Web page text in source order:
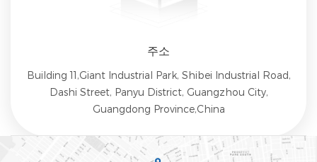
주소
Building 11,Giant Industrial Park, Shibei Industrial Road,
Dashi Street, Panyu District, Guangzhou City,
Guangdong Province,China